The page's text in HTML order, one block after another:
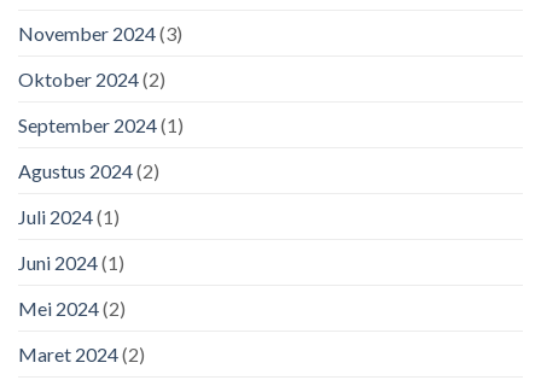
November 2024(3)
Oktober 2024(2)
September 2024(1)
Agustus 2024(2)
Juli 2024(1)
Juni 2024(1)
Mei 2024(2)
Maret 2024(2)